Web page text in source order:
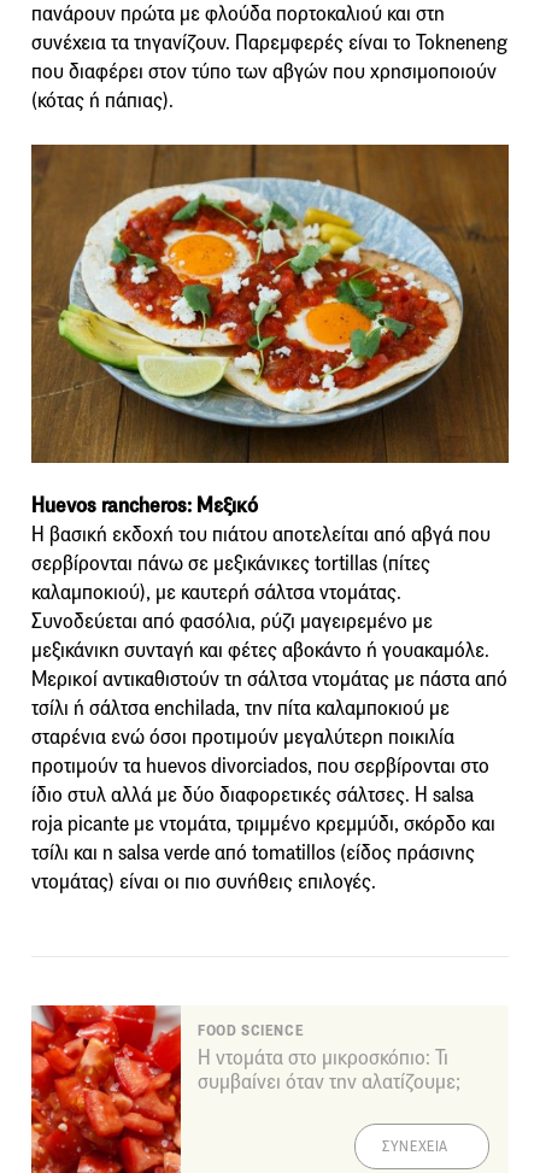
πανάρουν πρώτα με φλούδα πορτοκαλιού και στη
συνέχεια τα τηγανίζουν. Παρεμφερές είναι το Tokneneng
που διαφέρει στον τύπο των αβγών που χρησιμοποιούν
(κότας ή πάπιας).
Huevos rancheros: Μεξικό
Η βασική εκδοχή του πιάτου αποτελείται από αβγά που
σερβίρονται πάνω σε μεξικάνικες tortillas (πίτες
καλαμποκιού), με καυτερή σάλτσα ντομάτας.
Συνοδεύεται από φασόλια, ρύζι μαγειρεμένο με
μεξικάνικη συνταγή και φέτες αβοκάντο ή γουακαμόλε.
Μερικοί αντικαθιστούν τη σάλτσα ντομάτας με πάστα από
τσίλι ή σάλτσα enchilada, την πίτα καλαμποκιού με
σταρένια ενώ όσοι προτιμούν μεγαλύτερη ποικιλία
προτιμούν τα huevos divorciados, που σερβίρονται στο
ίδιο στυλ αλλά με δύο διαφορετικές σάλτσες. Η salsa
roja picante με ντομάτα, τριμμένο κρεμμύδι, σκόρδο και
τσίλι και η salsa verde από tomatillos (είδος πράσινης
ντομάτας) είναι οι πιο συνήθεις επιλογές.
FOOD SCIENCE
Η ντομάτα στο μικροσκόπιο: Τι
συμβαίνει όταν την αλατίζουμε;
ΣΥΝΕΧΕΙΑ